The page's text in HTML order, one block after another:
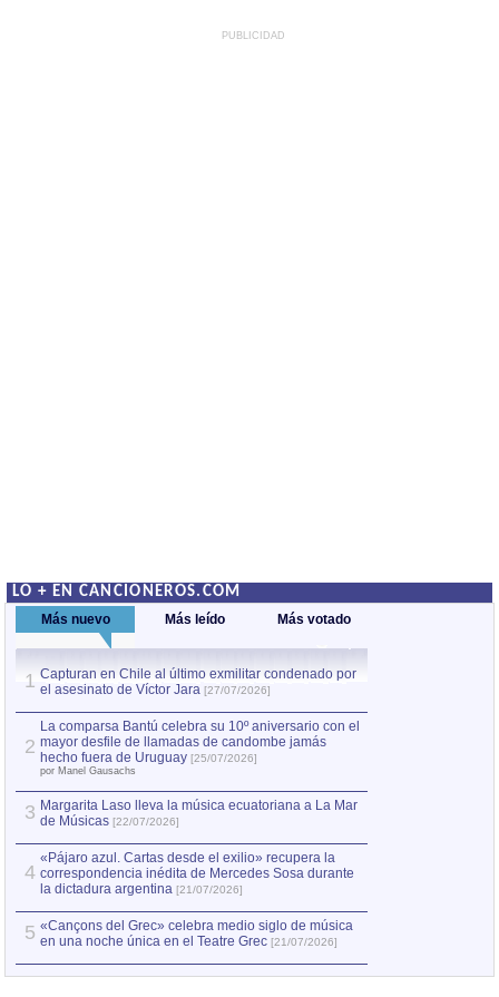
PUBLICIDAD
LO + EN CANCIONEROS.COM
Más nuevo Más leído Más votado
1 Capturan en Chile al último exmilitar condenado por
el asesinato de Víctor Jara [27/07/2026]
2
La comparsa Bantú celebra su 10º aniversario con el
mayor desfile de llamadas de candombe jamás
hecho fuera de Uruguay [25/07/2026]
por Manel Gausachs
3 Margarita Laso lleva la música ecuatoriana a La Mar
de Músicas [22/07/2026]
4
«Pájaro azul. Cartas desde el exilio» recupera la
correspondencia inédita de Mercedes Sosa durante
la dictadura argentina [21/07/2026]
5 «Cançons del Grec» celebra medio siglo de música
en una noche única en el Teatre Grec [21/07/2026]